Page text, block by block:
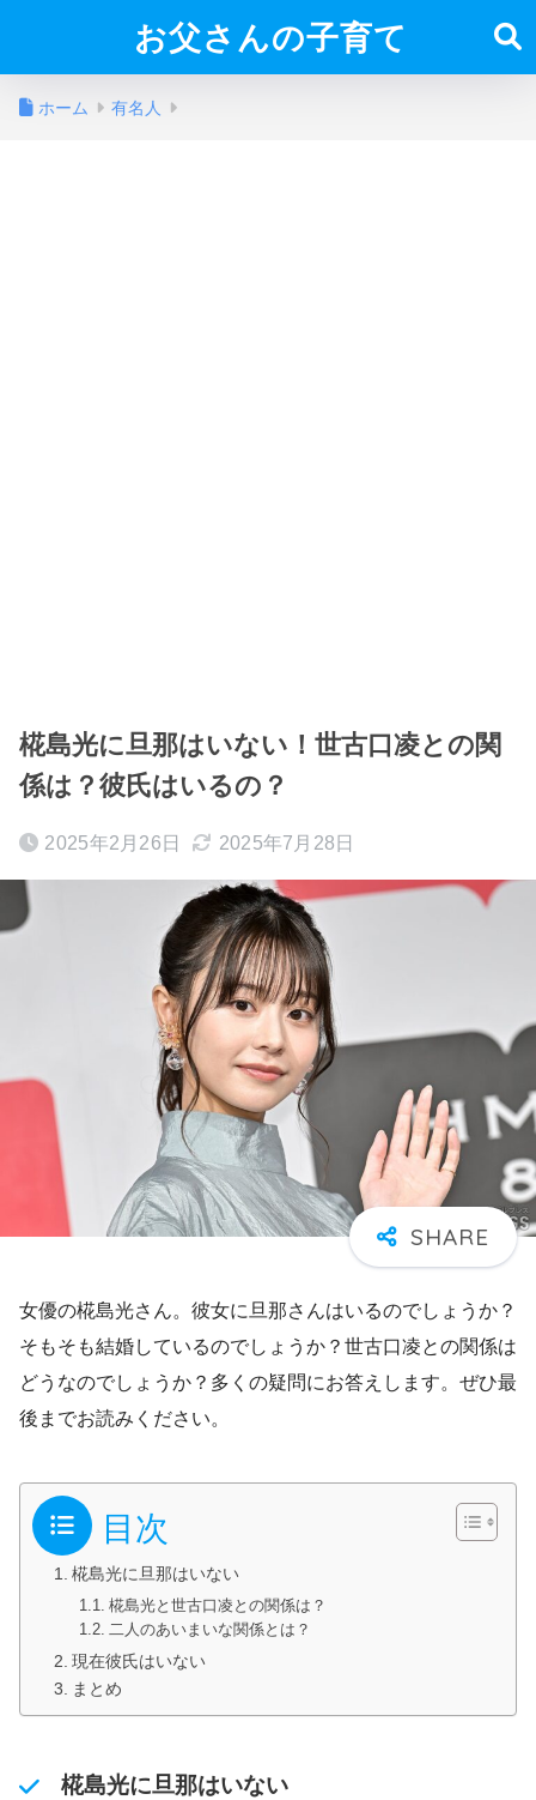
お父さんの子育て
ホーム 有名人
椛島光に旦那はいない！世古口凌との関
係は？彼氏はいるの？
2025年2月26日 2025年7月28日
女優の椛島光さん。彼女に旦那さんはいるのでしょうか？
そもそも結婚しているのでしょうか？世古口凌との関係は
どうなのでしょうか？多くの疑問にお答えします。ぜひ最
後までお読みください。
目次
椛島光に旦那はいない
椛島光と世古口凌との関係は？
二人のあいまいな関係とは？
現在彼氏はいない
まとめ
椛島光に旦那はいない